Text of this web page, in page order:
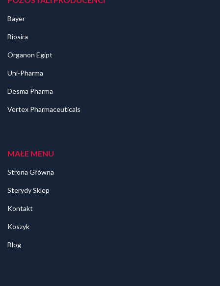
Bayer
Biosira
Organon Egipt
Uni-Pharma
Desma Pharma
Vertex Pharmaceuticals
MAŁE MENU
Strona Główna
Sterydy Sklep
Kontakt
Koszyk
Blog